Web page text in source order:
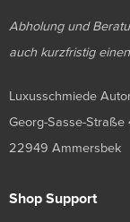
Abholung und
auch kurzfristig
Luxusschmiede
Georg-Sasse-Straße
22949 Ammersbek
Shop Support